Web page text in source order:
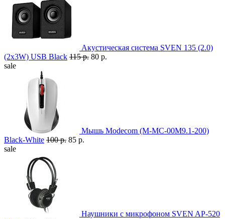
Акустическая система SVEN 135 (2.0)
(2x3W) USB Black 115 р. 80 р.
sale
Мышь Modecom (M-MC-00M9.1-200)
Black-White 100 р. 85 р.
sale
Наушники с микрофоном SVEN AP-520